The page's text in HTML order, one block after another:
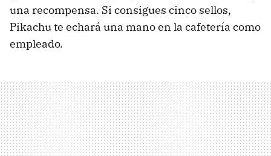
una recompensa. Si consigues cinco sellos,
Pikachu te echará una mano en la cafetería como
empleado.